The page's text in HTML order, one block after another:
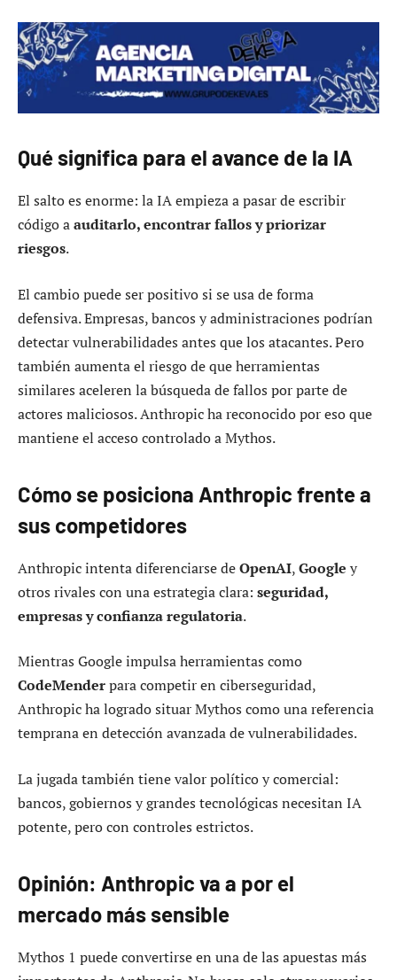
Qué significa para el avance de la IA
El salto es enorme: la IA empieza a pasar de escribir
código aauditarlo, encontrar fallos y priorizar
riesgos.
El cambio puede ser positivo si se usa de forma
defensiva. Empresas, bancos y administraciones podrían
detectar vulnerabilidades antes que los atacantes. Pero
también aumenta el riesgo de que herramientas
similares aceleren la búsqueda de fallos por parte de
actores maliciosos. Anthropic ha reconocido por eso que
mantiene el acceso controlado a Mythos.
Cómo se posiciona Anthropic frente a
sus competidores
Anthropic intenta diferenciarse deOpenAI,Google y
otros rivales con una estrategia clara: seguridad,
empresas y confianza regulatoria.
Mientras Google impulsa herramientas como
CodeMenderpara competir en ciberseguridad,
Anthropic ha logrado situar Mythos como una referencia
temprana en detección avanzada de vulnerabilidades.
La jugada también tiene valor político y comercial:
bancos, gobiernos y grandes tecnológicas necesitan IA
potente, pero con controles estrictos.
Opinión: Anthropic va a por el
mercado más sensible
Mythos 1 puede convertirse en una de las apuestas más